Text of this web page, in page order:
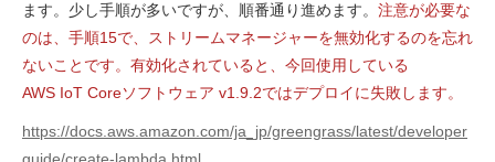
ます。少し手順が多いですが、順番通り進めます。 注意が必要な
のは、手順15で、ストリームマネージャーを無効化するのを忘れ
ないことです。有効化されていると、今回使用している
AWS IoT Coreソフトウェア v1.9.2ではデプロイに失敗します。
https://docs.aws.amazon.com/ja_jp/greengrass/latest/developer